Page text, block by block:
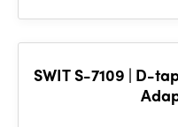
SWIT S-7109 | D-